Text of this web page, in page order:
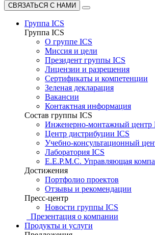
СВЯЗАТЬСЯ С НАМИ
Группа ICS
Группа ICS
О группе ICS
Миссия и цели
Президент группы ICS
Лицензии и разрешения
Сертификаты и компетенции
Зеленая декларация
Вакансии
Контактная информация
Состав группы ICS
Инженерно-монтажный центр
Центр дистрибуции ICS
Учебно-консультационный
Лаборатория ICS
E.E.P.M.C. Управляющая
Достижения
Портфолио проектов
Отзывы и рекомендации
Пресс-центр
Новости группы ICS
Презентация о компании
Продукты и услуги